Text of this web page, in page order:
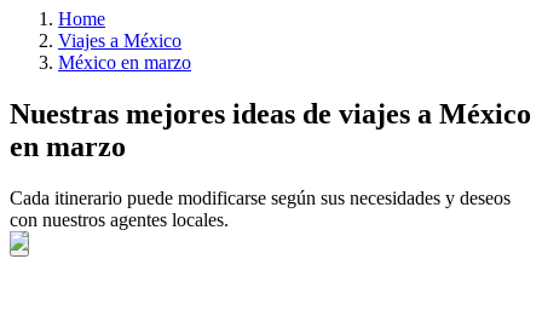
Home
Viajes a México
México en marzo
Nuestras mejores ideas de viajes a México
en marzo
Cada itinerario puede modificarse según sus necesidades y deseos
con nuestros agentes locales.